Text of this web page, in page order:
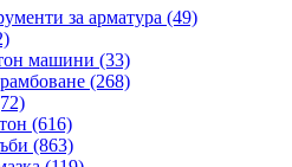
за арматура (49)
машини (33)
(268)
(616)
(863)